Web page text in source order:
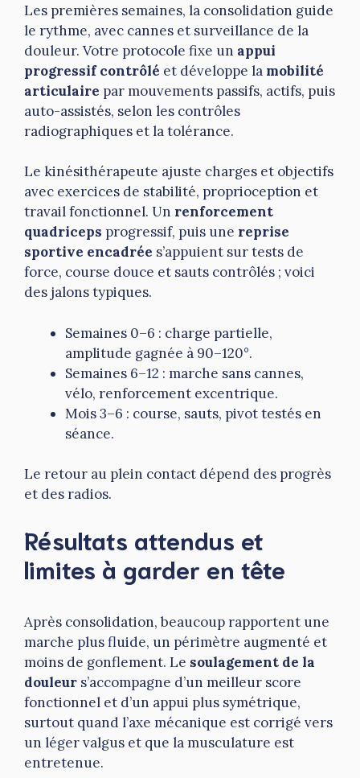
Les premières semaines, la consolidation guide
le rythme, avec cannes et surveillance de la
douleur. Votre protocole fixe un appui
progressif contrôlé et développe la mobilité
articulaire par mouvements passifs, actifs, puis
auto-assistés, selon les contrôles
radiographiques et la tolérance.
Le kinésithérapeute ajuste charges et objectifs
avec exercices de stabilité, proprioception et
travail fonctionnel. Un renforcement
quadriceps progressif, puis une reprise
sportive encadrée s’appuient sur tests de
force, course douce et sauts contrôlés ; voici
des jalons typiques.
Semaines 0–6 : charge partielle,
amplitude gagnée à 90–120°.
Semaines 6–12 : marche sans cannes,
vélo, renforcement excentrique.
Mois 3–6 : course, sauts, pivot testés en
séance.
Le retour au plein contact dépend des progrès
et des radios.
Résultats attendus et
limites à garder en tête
Après consolidation, beaucoup rapportent une
marche plus fluide, un périmètre augmenté et
moins de gonflement. Le soulagement de la
douleur s’accompagne d’un meilleur score
fonctionnel et d’un appui plus symétrique,
surtout quand l’axe mécanique est corrigé vers
un léger valgus et que la musculature est
entretenue.